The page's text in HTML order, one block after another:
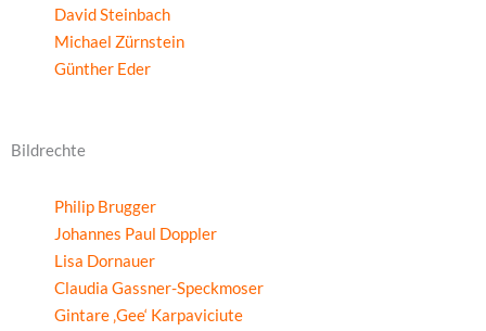
David Steinbach
Michael Zürnstein
Günther Eder
Bildrechte
Philip Brugger
Johannes Paul Doppler
Lisa Dornauer
Claudia Gassner-Speckmoser
Gintare ‚Gee‘ Karpaviciute